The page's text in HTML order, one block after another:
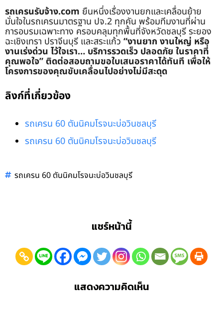
รถเครนรับจ้าง.com ยืนหนึ่งเรื่องงานยกและเคลื่อนย้าย
มั่นใจในรถเครนมาตรฐาน ปจ.2 ทุกคัน พร้อมทีมงานที่ผ่าน
การอบรมเฉพาะทาง ครอบคลุมทุกพื้นที่จังหวัดชลบุรี ระยอง
ฉะเชิงเทรา ปราจีนบุรี และสระแก้ว “งานยาก งานใหญ่ หรือ
งานเร่งด่วน ไว้ใจเรา… บริการรวดเร็ว ปลอดภัย ในราคาที่
คุณพอใจ” ติดต่อสอบถามขอใบเสนอราคาได้ทันที เพื่อให้
โครงการของคุณขับเคลื่อนไปอย่างไม่มีสะดุด
ลิงก์ที่เกี่ยวข้อง
รถเครน 60 ตันนิคมโรจนะบ่อวินชลบุรี
รถเครน 60 ตันนิคมโรจนะบ่อวินชลบุรี
รถเครน 60 ตันนิคมโรจนะบ่อวินชลบุรี
แชร์หน้านี้
แสดงความคิดเห็น